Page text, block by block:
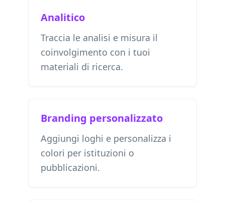
Analitico
Traccia le analisi e misura il
coinvolgimento con i tuoi
materiali di ricerca.
Branding personalizzato
Aggiungi loghi e personalizza i
colori per istituzioni o
pubblicazioni.